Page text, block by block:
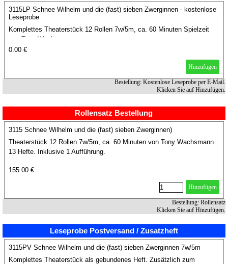
3115LP Schnee Wilhelm und die (fast) sieben Zwerginnen - kostenlose
Leseprobe
Komplettes Theaterstück 12 Rollen 7w/5m, ca. 60 Minuten Spielzeit
von Tony Wachsmann
0.00 €
Hinzufügen
Bestellung: Kostenlose Leseprobe per E-Mail.
Klicken Sie auf Hinzufügen.
Rollensatz Bestellung
3115 Schnee Wilhelm und die (fast) sieben Zwerginnen)
Theaterstück 12 Rollen 7w/5m, ca. 60 Minuten von Tony Wachsmann
13 Hefte. Inklusive 1 Aufführung.
155.00 €
Hinzufügen
Bestellung: Rollensatz
Klicken Sie auf Hinzufügen.
Leseprobe Postversand / Zusatzheft
3115PV Schnee Wilhelm und die (fast) sieben Zwerginnen 7w/5m
Komplettes Theaterstück als gebundenes Heft. Zusätzlich zum